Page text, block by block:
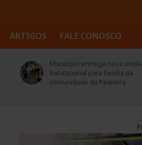
ARTIGOS FALE CONOSCO
Município entrega nova
habitacional para família da
comunidade da Pedreira